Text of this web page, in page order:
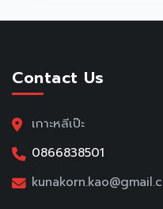
Contact Us
เกาะหลีเป๊ะ
0866838501